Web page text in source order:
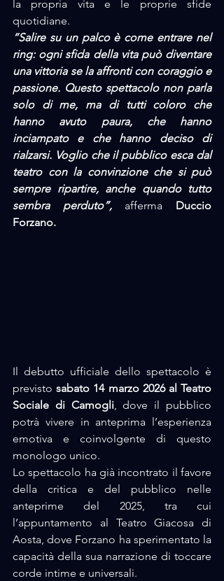
la propria vita e le proprie sfide
quotidiane.
“Salire su un palco è come entrare nel
ring: ogni sfida della vita può diventare
una vittoria se la affronti con coraggio e
passione. Questo spettacolo non parla
solo di me, ma di tutti coloro che
hanno avuto paura, che hanno
inciampato e che hanno deciso di
rialzarsi. Voglio che il pubblico esca dal
teatro con la convinzione che si può
sempre ripartire, anche quando tutto
sembra perduto”, afferma Duccio
Forzano.
Il debutto ufficiale dello spettacolo è
previsto sabato 14 marzo 2026 al Teatro
Sociale di Camogli, dove il pubblico
potrà vivere in anteprima l’esperienza
emotiva e coinvolgente di questo
monologo unico.
Lo spettacolo ha già incontrato il favore
della critica e del pubblico nelle
anteprime del 2025, tra cui
l’appuntamento al Teatro Giacosa di
Aosta, dove Forzano ha sperimentato la
capacità della sua narrazione di toccare
corde intime e universali.